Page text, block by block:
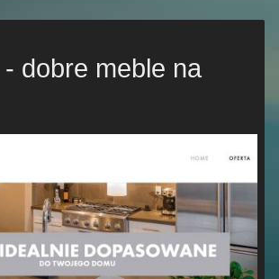
dobre meble na